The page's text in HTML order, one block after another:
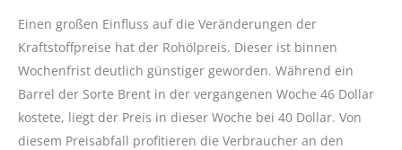
Einen großen Einfluss auf die Veränderungen der
Kraftstoffpreise hat der Rohölpreis. Dieser ist binnen
Wochenfrist deutlich günstiger geworden. Während ein
Barrel der Sorte Brent in der vergangenen Woche 46 Dollar
kostete, liegt der Preis in dieser Woche bei 40 Dollar. Von
diesem Preisabfall profitieren die Verbraucher an den